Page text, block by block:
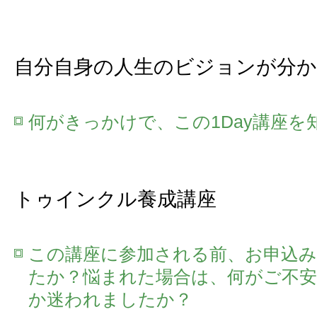
自分自身の人生のビジョンが分
何がきっかけで、この1Day講座を
トゥインクル養成講座
この講座に参加される前、お申込
たか？悩まれた場合は、何がご不
か迷われましたか？